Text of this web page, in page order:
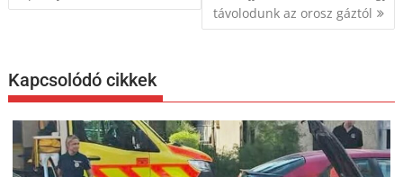
távolodunk az orosz gáztól
Kapcsolódó cikkek